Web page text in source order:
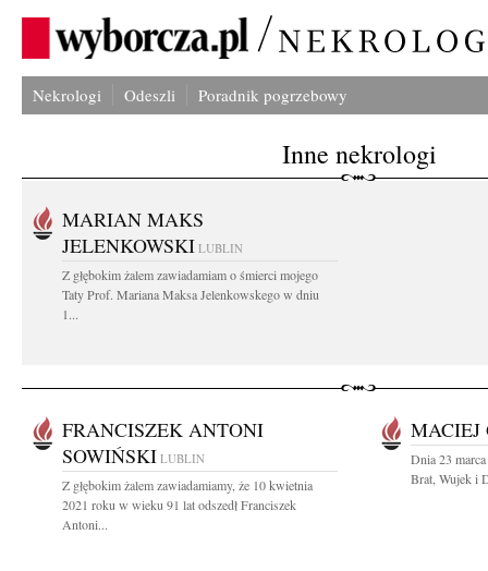
Nekrologi Odeszli Poradnik pogrzebowy
Inne nekrologi
MARIAN MAKS
JELENKOWSKI LUBLIN
Z głębokim żalem zawiadamiam o śmierci mojego
Taty Prof. Mariana Maksa Jelenkowskego w dniu
1...
FRANCISZEK ANTONI
SOWIŃSKI LUBLIN
Z głębokim żalem zawiadamiamy, że 10 kwietnia
2021 roku w wieku 91 lat odszedł Franciszek
Antoni...
MACIEJ
Dnia 23
Brat, Wujek i